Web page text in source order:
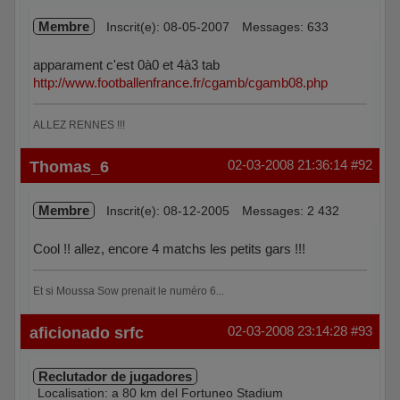
Membre Inscrit(e): 08-05-2007 Messages: 633
apparament c'est 0à0 et 4à3 tab
http://www.footballenfrance.fr/cgamb/cgamb08.php
ALLEZ RENNES !!!
Hors ligne #92
02-03-2008 21:36:14
Thomas_6
Membre Inscrit(e): 08-12-2005 Messages: 2 432
Cool !! allez, encore 4 matchs les petits gars !!!
Et si Moussa Sow prenait le numéro 6...
Hors ligne #93
02-03-2008 23:14:28
aficionado srfc
Reclutador de jugadores
Localisation: a 80 km del Fortuneo Stadium